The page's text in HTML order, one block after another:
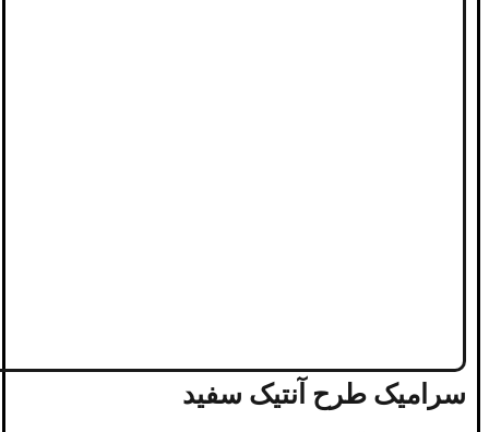
سرامیک طرح آنتیک سفید